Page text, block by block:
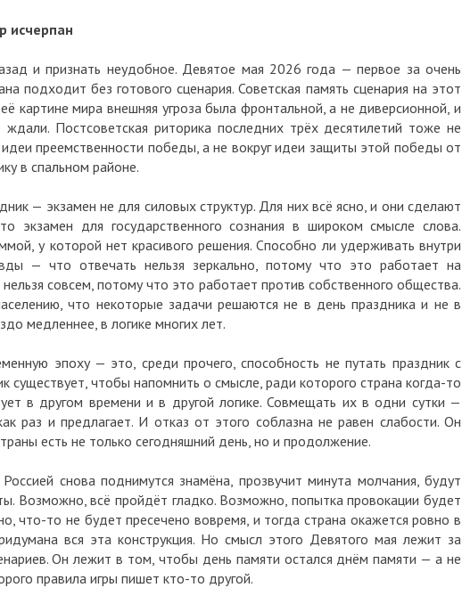
исчерпан
и признать неудобное. Девятое мая 2026 года — первое за очень
подходит без готового сценария. Советская память сценария на этот
картине мира внешняя угроза была фронтальной, а не диверсионной, и
Постсоветская риторика последних трёх десятилетий тоже не
идеи преемственности победы, а не вокруг идеи защиты этой победы от
в спальном районе.
— экзамен не для силовых структур. Для них всё ясно, и они сделают
экзамен для государственного сознания в широком смысле слова.
у которой нет красивого решения. Способно ли удерживать внутри
— что отвечать нельзя зеркально, потому что это работает на
совсем, потому что это работает против собственного общества.
что некоторые задачи решаются не в день праздника и не в
медленнее, в логике многих лет.
эпоху — это, среди прочего, способность не путать праздник с
существует, чтобы напомнить о смысле, ради которого страна когда-то
в другом времени и в другой логике. Совмещать их в одни сутки —
раз и предлагает. И отказ от этого соблазна не равен слабости. Он
есть не только сегодняшний день, но и продолжение.
снова поднимутся знамёна, прозвучит минута молчания, будут
Возможно, всё пройдёт гладко. Возможно, попытка провокации будет
что-то не будет пресечено вовремя, и тогда страна окажется ровно в
вся эта конструкция. Но смысл этого Девятого мая лежит за
Он лежит в том, чтобы день памяти остался днём памяти — а не
правила игры пишет кто-то другой.